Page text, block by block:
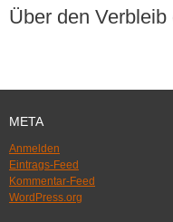
Über den
META
Anmelden
Eintrags-Feed
Kommentar-Feed
WordPress.org